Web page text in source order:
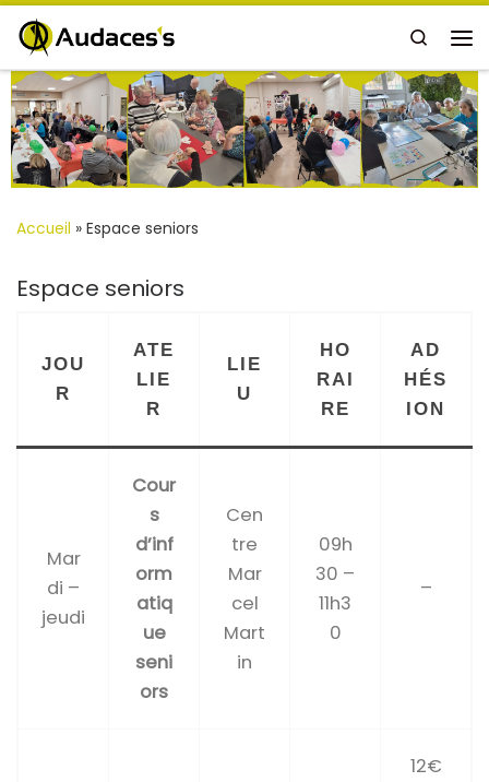
Passer au contenu
Search
Accueil » Espace seniors
Espace seniors
JOU
R
ATE
LIE
R
LIE
U
HO
RAI
RE
AD
HÉS
ION
Mar
di –
jeudi
Cour
s
d’inf
orm
atiq
ue
seni
ors
Cen
tre
Mar
cel
Mart
in
09h
30 –
11h3
0
–
12€